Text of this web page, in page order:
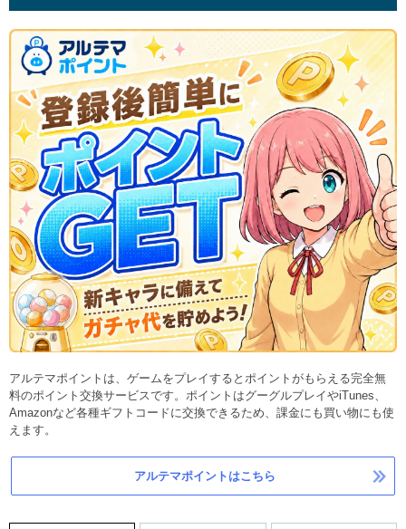
アルテマポイントは、ゲームをプレイするとポイントがもらえる完全無
料のポイント交換サービスです。ポイントはグーグルプレイやiTunes、
Amazonなど各種ギフトコードに交換できるため、課金にも買い物にも使
えます。
アルテマポイントはこちら